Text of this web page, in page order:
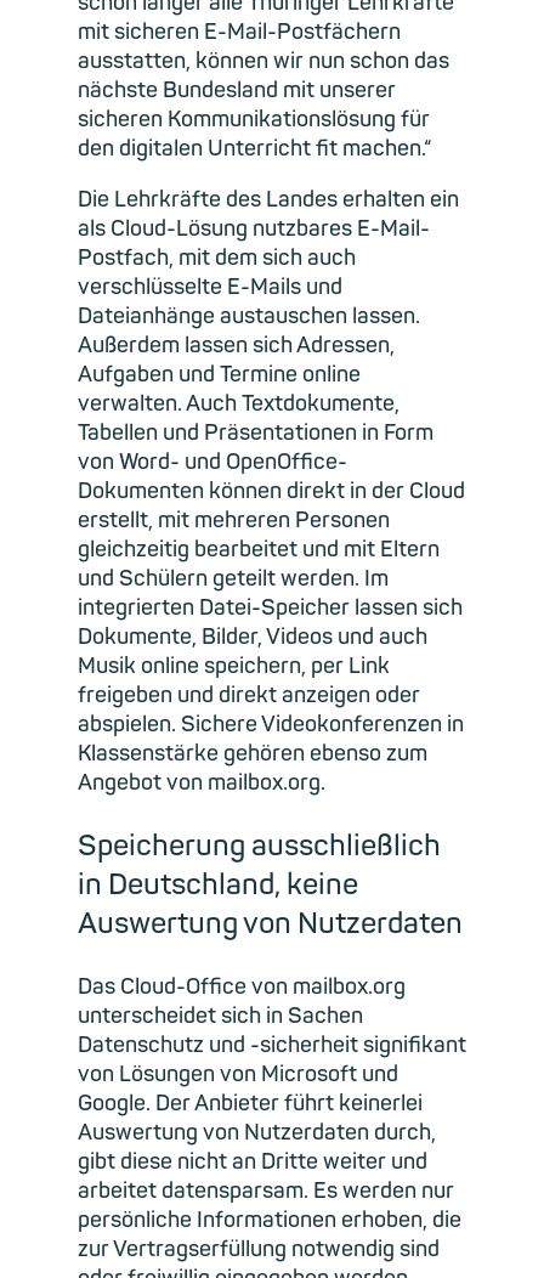
mit sicheren E-Mail-Postfächern
ausstatten, können wir nun schon das
nächste Bundesland mit unserer
sicheren Kommunikationslösung für
den digitalen Unterricht fit machen.“
Die Lehrkräfte des Landes erhalten ein
als Cloud-Lösung nutzbares E-Mail-
Postfach, mit dem sich auch
verschlüsselte E-Mails und
Dateianhänge austauschen lassen.
Außerdem lassen sich Adressen,
Aufgaben und Termine online
verwalten. Auch Textdokumente,
Tabellen und Präsentationen in Form
von Word- und OpenOffice-
Dokumenten können direkt in der Cloud
erstellt, mit mehreren Personen
gleichzeitig bearbeitet und mit Eltern
und Schülern geteilt werden. Im
integrierten Datei-Speicher lassen sich
Dokumente, Bilder, Videos und auch
Musik online speichern, per Link
freigeben und direkt anzeigen oder
abspielen. Sichere Videokonferenzen in
Klassenstärke gehören ebenso zum
Angebot von mailbox.org.
Speicherung ausschließlich
in Deutschland, keine
Auswertung von Nutzerdaten
Das Cloud-Office von mailbox.org
unterscheidet sich in Sachen
Datenschutz und -sicherheit signifikant
von Lösungen von Microsoft und
Google. Der Anbieter führt keinerlei
Auswertung von Nutzerdaten durch,
gibt diese nicht an Dritte weiter und
arbeitet datensparsam. Es werden nur
persönliche Informationen erhoben, die
zur Vertragserfüllung notwendig sind